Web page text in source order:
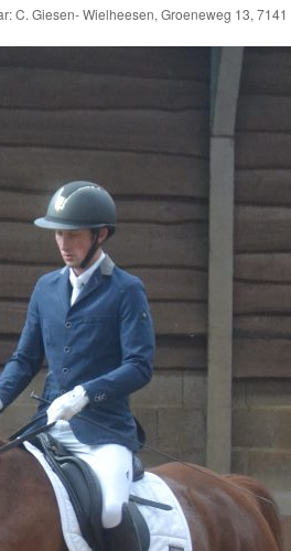
C. Giesen- Wielheesen, Groeneweg 13,